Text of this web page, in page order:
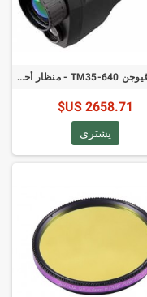
AGM فيوجن TM35-640 - منظار أحادي للتصوير المدمج
2658.71 US$
يشترى